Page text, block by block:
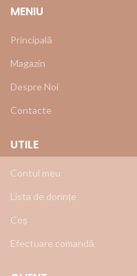
MENIU
Principală
Magazin
Despre Noi
Contacte
UTILE
Contul meu
Lista de dorințe
Coș
Efectuare comandă